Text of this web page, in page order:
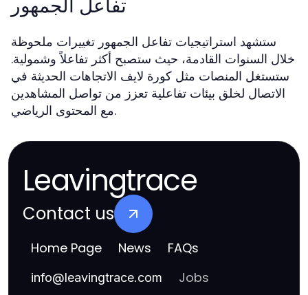
تفاعل الجمهور
ستشهد استراتيجيات تفاعل الجمهور تغييرات ملحوظة
خلال السنوات القادمة، حيث ستصبح أكثر تفاعلاً وشمولية.
ستستغل المنصات مثل كورة لايف الاتجاهات الحديثة في
الاتصال لخلق بيئات تفاعلية تعزز من تواصل المشاهدين
مع المحتوى الرياضي.
Leavingtrace
Contact us
Home Page News FAQs
info@leavingtrace.com Jobs